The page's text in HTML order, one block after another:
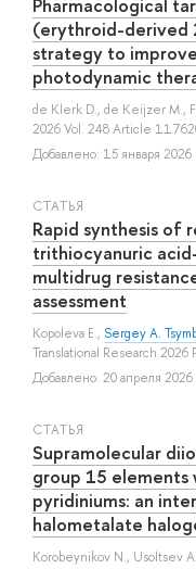
(erythroid-derived
strategy to
photodynamic
de Klerk D., de Keijzer M.,
2026 Vol. 248 Article
Добавлено: 15 января 2026
СТАТЬЯ
Rapid synthesis of
trithiocyanuric
multidrug
assessment
Kopoleva E., Sergey A.
Translational Research 2026
Добавлено: 20 апреля 2026
СТАТЬЯ
Supramolecular
group 15
pyridiniums: an
halometalate
Korobeynikov N., Usoltsev A.